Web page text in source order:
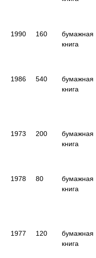
1990 160
бумажная
книга
1986 540
бумажная
книга
1973 200
бумажная
книга
1978 80
бумажная
книга
1977 120
бумажная
книга